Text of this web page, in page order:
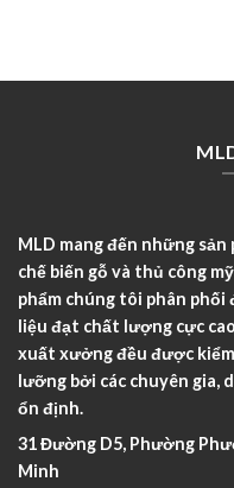
MLD mang đến những
chế biến gỗ và thủ công
phẩm chúng tôi phân phối
liệu đạt chất lượng cực
xuất xưởng đều được
lưỡng bởi các chuyên gia,
ổn định.
31 Đường D5, Phường
Minh